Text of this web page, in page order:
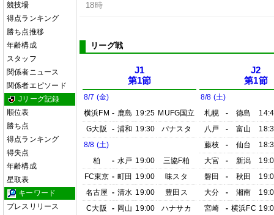
競技場
得点ランキング
勝ち点推移
年齢構成
スタッフ
関係者ニュース
関係者エピソード
Jリーグ記録
順位表
勝ち点
得点ランキング
得失点
年齢構成
星取表
キーワード
プレスリリース
18時
リーグ戦
J1
第1節
8/7 (金)
横浜FM - 鹿島 19:25 MUFG国立
G大阪
- 浦和 19:30
パナスタ
8/8 (土)
柏
- 水戸 19:00
三協F柏
FC東京 - 町田 19:00
味スタ
名古屋 - 清水 19:00
豊田ス
C大阪
- 岡山 19:00
ハナサカ
J2
第1節
8/8 (土)
札幌
- 徳島
八戸
- 富山
藤枝
- 仙台
大宮
- 新潟
磐田
- 秋田
大分
- 湘南
宮崎
- 横浜FC